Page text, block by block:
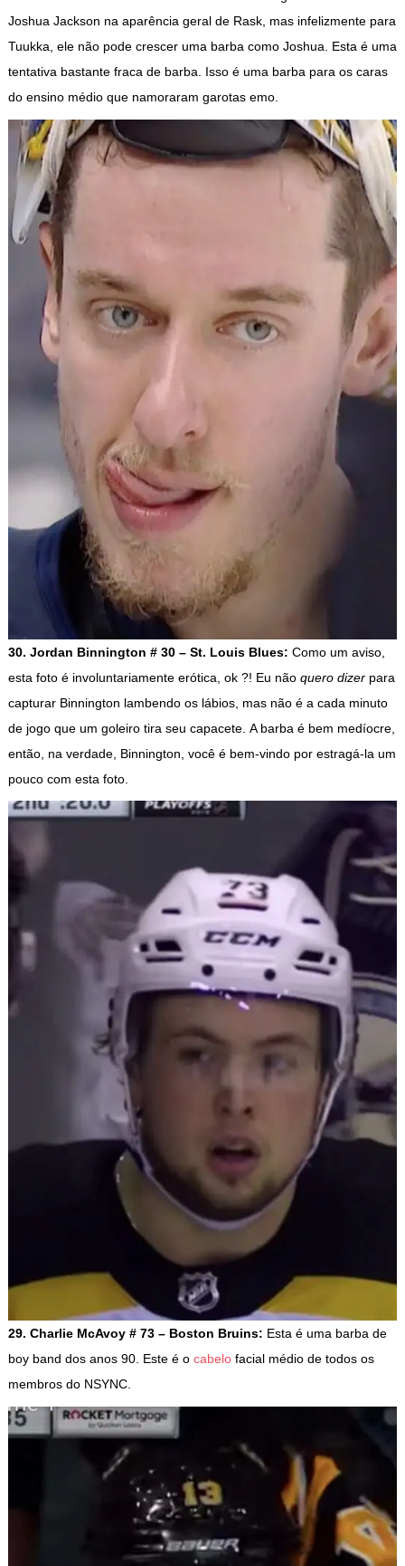
Joshua Jackson na aparência geral de Rask, mas infelizmente para
Tuukka, ele não pode crescer uma barba como Joshua. Esta é uma
tentativa bastante fraca de barba. Isso é uma barba para os caras
do ensino médio que namoraram garotas emo.
30. Jordan Binnington # 30 – St. Louis Blues: Como um aviso,
esta foto é involuntariamente erótica, ok ?! Eu não quero dizerpara
capturar Binnington lambendo os lábios, mas não é a cada minuto
de jogo que um goleiro tira seu capacete. A barba é bem medíocre,
então, na verdade, Binnington, você é bem-vindo por estragá-la um
pouco com esta foto.
29. Charlie McAvoy # 73 – Boston Bruins: Esta é uma barba de
boy band dos anos 90. Este é o cabelofacial médio de todos os
membros do NSYNC.